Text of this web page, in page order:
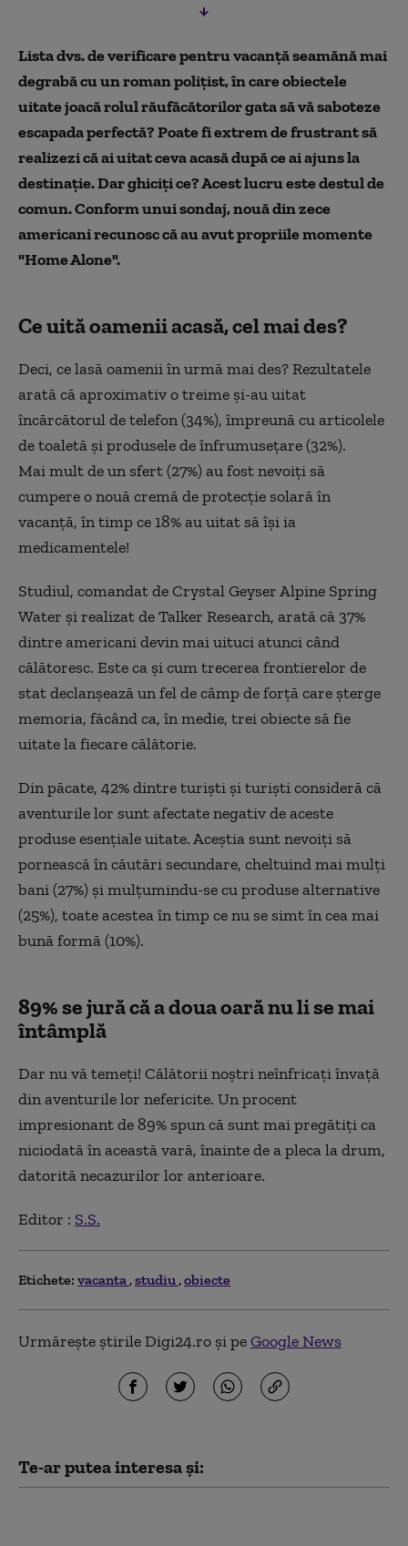
Lista dvs. de verificare pentru vacanță seamănă mai
degrabă cu un roman polițist, în care obiectele
uitate joacă rolul răufăcătorilor gata să vă saboteze
escapada perfectă? Poate fi extrem de frustrant să
realizezi că ai uitat ceva acasă după ce ai ajuns la
destinație. Dar ghiciți ce? Acest lucru este destul de
comun. Conform unui sondaj, nouă din zece
americani recunosc că au avut propriile momente
"Home Alone".
Ce uită oamenii acasă, cel mai des?
Deci, ce lasă oamenii în urmă mai des? Rezultatele
arată că aproximativ o treime și-au uitat
încărcătorul de telefon (34%), împreună cu articolele
de toaletă și produsele de înfrumusețare (32%).
Mai mult de un sfert (27%) au fost nevoiți să
cumpere o nouă cremă de protecție solară în
vacanță, în timp ce 18% au uitat să își ia
medicamentele!
Studiul, comandat de Crystal Geyser Alpine Spring
Water și realizat de Talker Research, arată că 37%
dintre americani devin mai uituci atunci când
călătoresc. Este ca și cum trecerea frontierelor de
stat declanșează un fel de câmp de forță care șterge
memoria, făcând ca, în medie, trei obiecte să fie
uitate la fiecare călătorie.
Din păcate, 42% dintre turiști și turiști consideră că
aventurile lor sunt afectate negativ de aceste
produse esențiale uitate. Aceștia sunt nevoiți să
pornească în căutări secundare, cheltuind mai mulți
bani (27%) și mulțumindu-se cu produse alternative
(25%), toate acestea în timp ce nu se simt în cea mai
bună formă (10%).
89% se jură că a doua oară nu li se mai
întâmplă
Dar nu vă temeți! Călătorii noștri neînfricați învață
din aventurile lor nefericite. Un procent
impresionant de 89% spun că sunt mai pregătiți ca
niciodată în această vară, înainte de a pleca la drum,
datorită necazurilor lor anterioare.
Editor : S.S.
Etichete: vacanta studiu obiecte
Urmărește știrile Digi24.ro și peGoogle News
Te-ar putea interesa și: